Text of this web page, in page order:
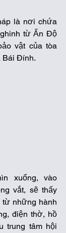
là nơi chứa
từ Ấn Độ
vật của tòa
Bái Đính.
xuống, vào
vắt, sẽ thấy
những hành
điện thờ, hồ
trung tâm hội